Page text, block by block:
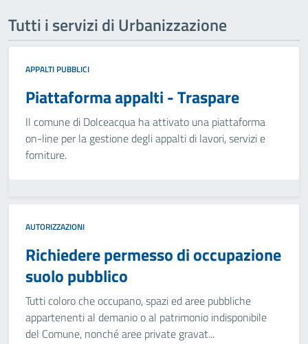
Tutti i servizi di Urbanizzazione
APPALTI PUBBLICI
Piattaforma appalti - Traspare
Il comune di Dolceacqua ha attivato una piattaforma
on-line per la gestione degli appalti di lavori, servizi e
forniture.
AUTORIZZAZIONI
Richiedere permesso di occupazione
suolo pubblico
Tutti coloro che occupano, spazi ed aree pubbliche
appartenenti al demanio o al patrimonio indisponibile
del Comune, nonché aree private gravat...